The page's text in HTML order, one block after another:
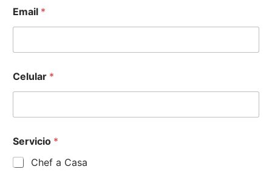
Email *
Celular *
Servicio *
Chef a Casa